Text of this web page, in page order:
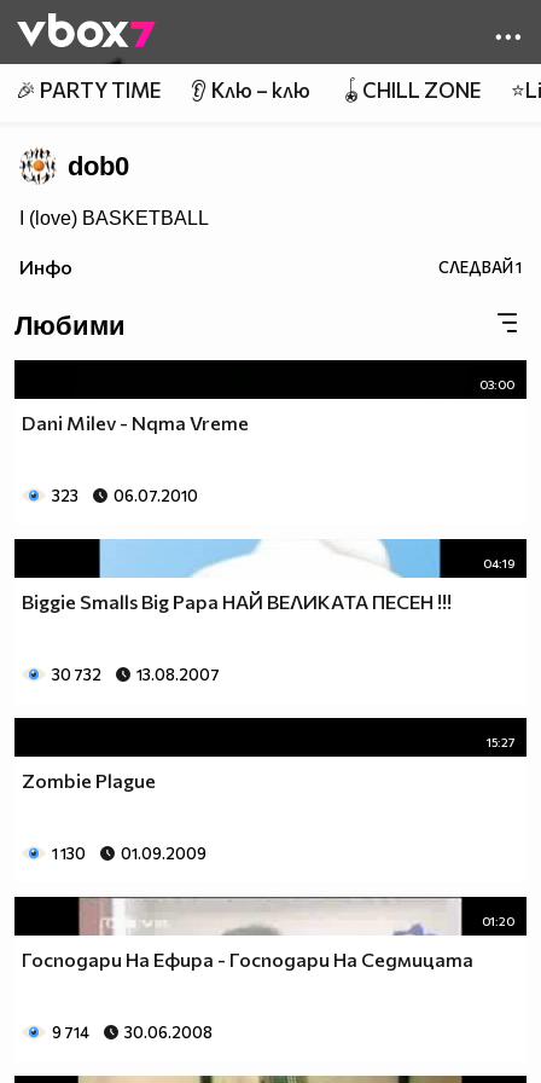
👾
🎉 PARTY TIME 👂 Клю – клю 🪀CHILL ZONE
dob0
I (love) BASKETBALL
Инфо СЛЕДВАЙ1
Любими
03:00
Dani Milev - Nqma Vreme
323 06.07.2010
04:19
Biggie Smalls Big Papa НАЙ ВЕЛИКАТА ПЕСЕН !!!
30 732 13.08.2007
15:27
Zombie Plague
1 130 01.09.2009
01:20
Господари На Ефира - Господари На Седмицата
9 714 30.06.2008